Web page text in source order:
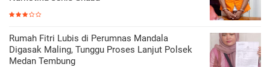
Rumah Fitri Lubis di Perumnas Mandala
Digasak Maling, Tunggu Proses Lanjut Polsek
Medan Tembung